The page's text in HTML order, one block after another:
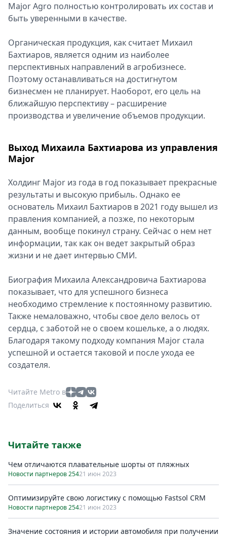
Major Agro полностью контролировать их состав и
быть уверенными в качестве.
Органическая продукция, как считает Михаил
Бахтиаров, является одним из наиболее
перспективных направлений в агробизнесе.
Поэтому останавливаться на достигнутом
бизнесмен не планирует. Наоборот, его цель на
ближайшую перспективу – расширение
производства и увеличение объемов продукции.
Выход Михаила Бахтиарова из управления
Major
Холдинг Major из года в год показывает прекрасные
результаты и высокую прибыль. Однако ее
основатель Михаил Бахтиаров в 2021 году вышел из
правления компанией, а позже, по некоторым
данным, вообще покинул страну. Сейчас о нем нет
информации, так как он ведет закрытый образ
жизни и не дает интервью СМИ.
Биография Михаила Александровича Бахтиарова
показывает, что для успешного бизнеса
необходимо стремление к постоянному развитию.
Также немаловажно, чтобы свое дело велось от
сердца, с заботой не о своем кошельке, а о людях.
Благодаря такому подходу компания Major стала
успешной и остается таковой и после ухода ее
создателя.
Читайте Metro в
Поделиться
Читайте также
Чем отличаются плавательные шорты от пляжных
Новости партнеров 25421 июн 2023
Оптимизируйте свою логистику с помощью Fastsol CRM
Новости партнеров 25421 июн 2023
Значение состояния и истории автомобиля при получении